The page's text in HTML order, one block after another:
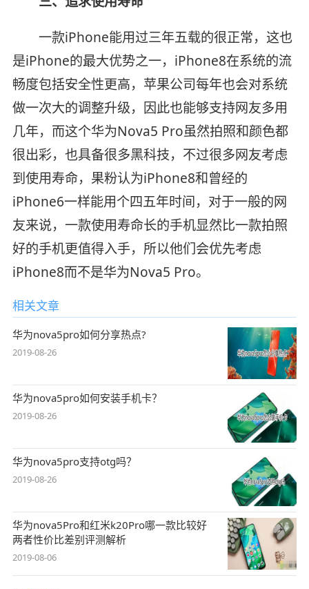
一款iPhone能用过三年五载的很正常，这也
是iPhone的最大优势之一，iPhone8在系统的流
畅度包括安全性更高，苹果公司每年也会对系统
做一次大的调整升级，因此也能够支持网友多用
几年，而这个华为Nova5 Pro虽然拍照和颜色都
很出彩，也具备很多黑科技，不过很多网友考虑
到使用寿命，果粉认为iPhone8和曾经的
iPhone6一样能用个四五年时间，对于一般的网
友来说，一款使用寿命长的手机显然比一款拍照
好的手机更值得入手，所以他们会优先考虑
iPhone8而不是华为Nova5 Pro。
相关文章
华为nova5pro如何分享热点?
2019-08-26
华为nova5pro如何安装手机卡？
2019-08-26
华为nova5pro支持otg吗？
2019-08-26
华为nova5Pro和红米k20Pro哪一款比较好
两者性价比差别评测解析
2019-08-06